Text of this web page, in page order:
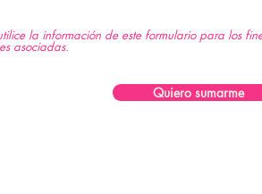
la información de este formulario para los
asociadas.
Quiero sumarme